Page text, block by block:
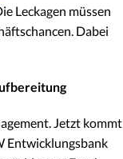
Leckagen müssen
Dabei
Jetzt kommt
Entwicklungsbank